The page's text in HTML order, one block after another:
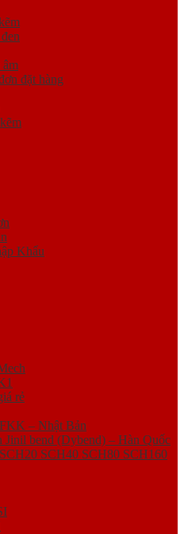
âm
đặt hàng
Khẩu
rẻ
– Nhật Bản
Jinil bend (Dybend) – Hàn Quốc
SCH40 SCH80 SCH160